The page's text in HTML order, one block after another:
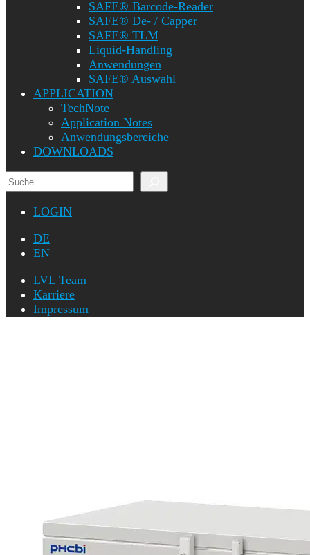
SAFE® Barcode-Reader
SAFE® De- / Capper
SAFE® TLM
Liquid-Handling
Anwendungen
SAFE® Auswahl
APPLICATION
TechNote
Application Notes
Anwendungsbereiche
DOWNLOADS
Suchen
LOGIN
DE
EN
LVL Team
Karriere
Impressum